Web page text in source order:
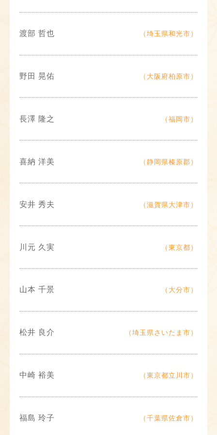
渡部 哲也 （埼玉県和光市）
野田 晃佑 （大阪府柏原市）
長澤 隆之 （福岡市）
喜納 洋美 （静岡県榛原郡）
安井 秀夫 （滋賀県大津市）
川元 久実 （東京都）
山本 千景 （大分市）
松井 良介 （埼玉県さいたま市）
中崎 裕美 （東京都立川市）
福島 玲子 （千葉県佐倉市）